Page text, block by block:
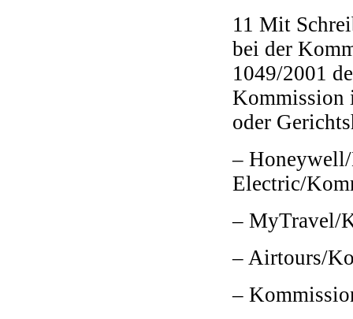
11 Mit
bei der
1049/2001
Kommission
oder
–
Electric/
– MyTravel/
– Airtours/
–